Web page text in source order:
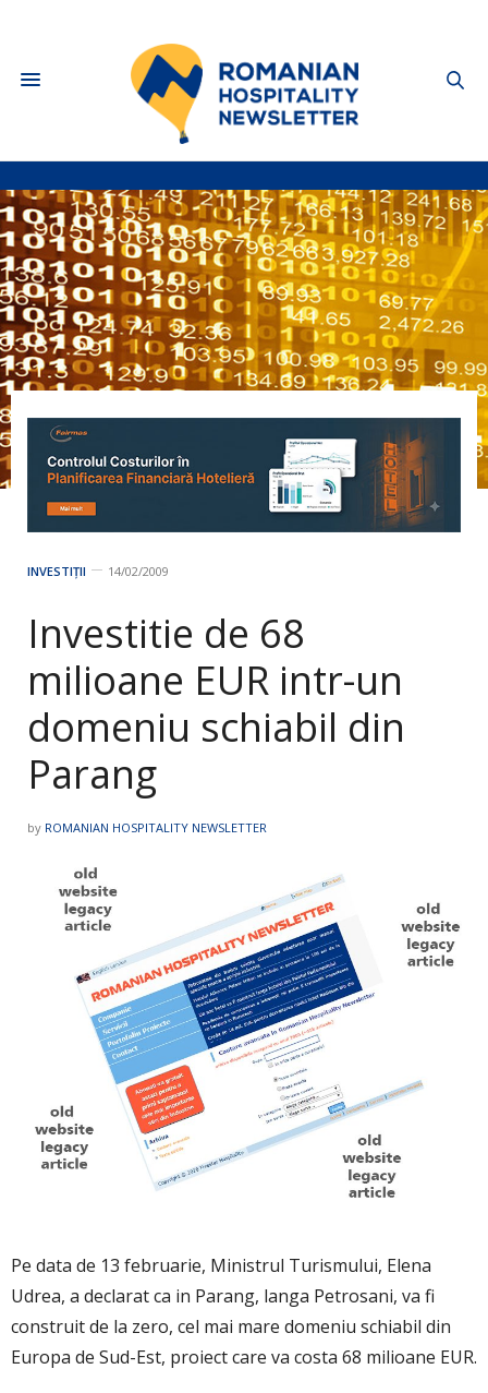
INVESTIȚII 14/02/2009
Investitie de 68
milioane EUR intr-un
domeniu schiabil din
Parang
by ROMANIAN HOSPITALITY NEWSLETTER
Pe data de 13 februarie, Ministrul Turismului, Elena
Udrea, a declarat ca in Parang, langa Petrosani, va fi
construit de la zero, cel mai mare domeniu schiabil din
Europa de Sud-Est, proiect care va costa 68 milioane EUR.